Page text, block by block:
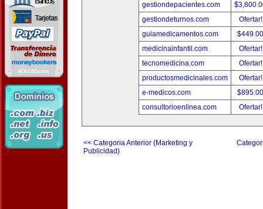
gestiondepacientes.com
gestiondeturnos.com
guiamedicamentos.com
medicinainfantil.com
tecnomedicina.com
productosmedicinales.com
e-medicos.com
consultorioenlinea.com
<< Categoria Anterior (Marketing y
Publicidad)